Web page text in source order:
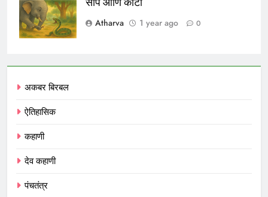
साप आणि काटा
Atharva
1 year ago 0
अकबर बिरबल
ऐतिहासिक
कहाणी
देव कहाणी
पंचतंत्र